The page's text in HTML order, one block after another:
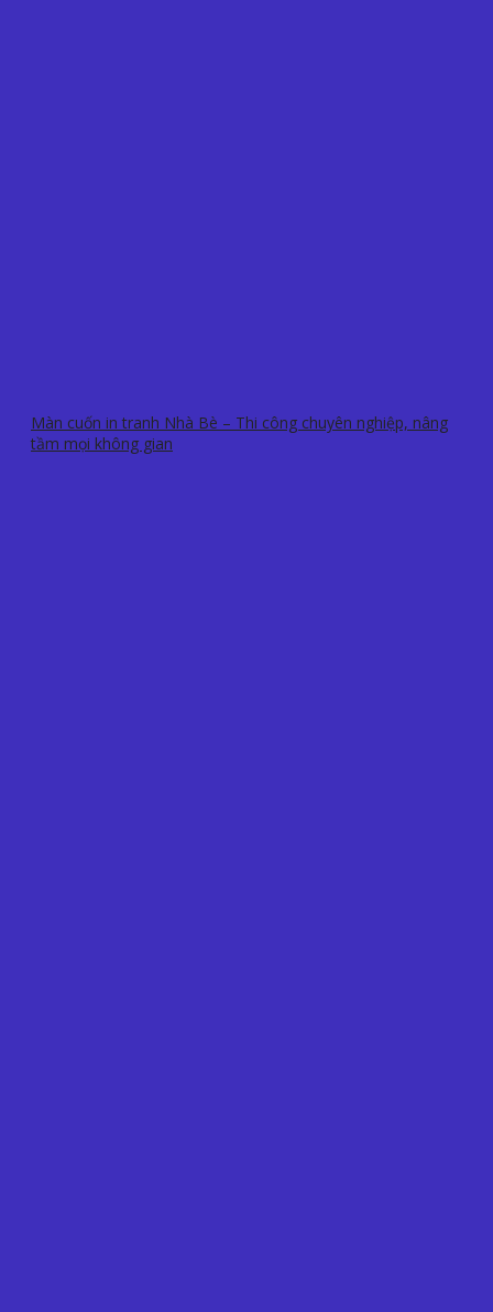
Màn cuốn in tranh Nhà Bè – Thi công chuyên nghiệp, nâng
tầm mọi không gian